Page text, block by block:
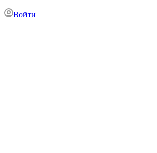
Войти